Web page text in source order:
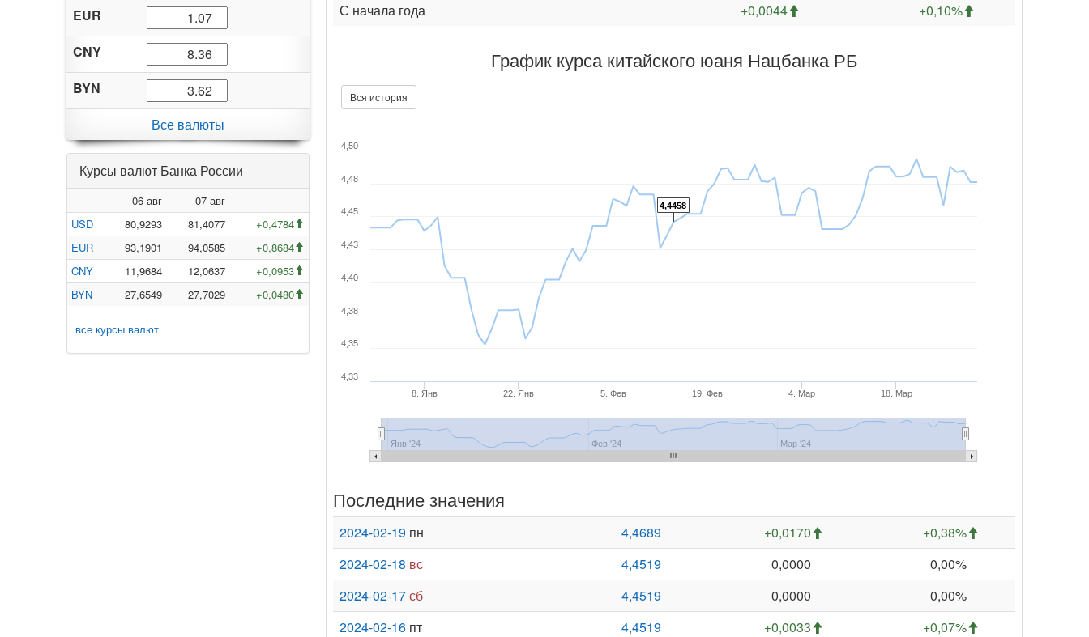
EUR
CNY
BYN
Все валюты
Курсы валют Банка России
06 авг
07 авг
USD
80,9293 81,4077
+0,4784
EUR
93,1901 94,0585
+0,8684
CNY
11,9684 12,0637
+0,0953
BYN
27,6549 27,7029 +0,0480
все курсы валют
С начала года
+0,0044 +0,10%
График курса китайского юаня Нацбанка РБ
Вся история
4,4458
8. Янв 22. Янв 5. Фев 19. Фев 4. Мар 18. Мар
Янв '24 Фев '24 Мар '24
4,33
4,35
4,38
4,40
4,43
4,45
4,48
4,50
Последние значения
2024-02-19 пн 4,4689 +0,0170
+0,38%
2024-02-18 вс 4,4519 0,0000
0,00%
2024-02-17сб 4,4519 0,0000
0,00%
2024-02-16 пт 4,4519 +0,0033
+0,07%